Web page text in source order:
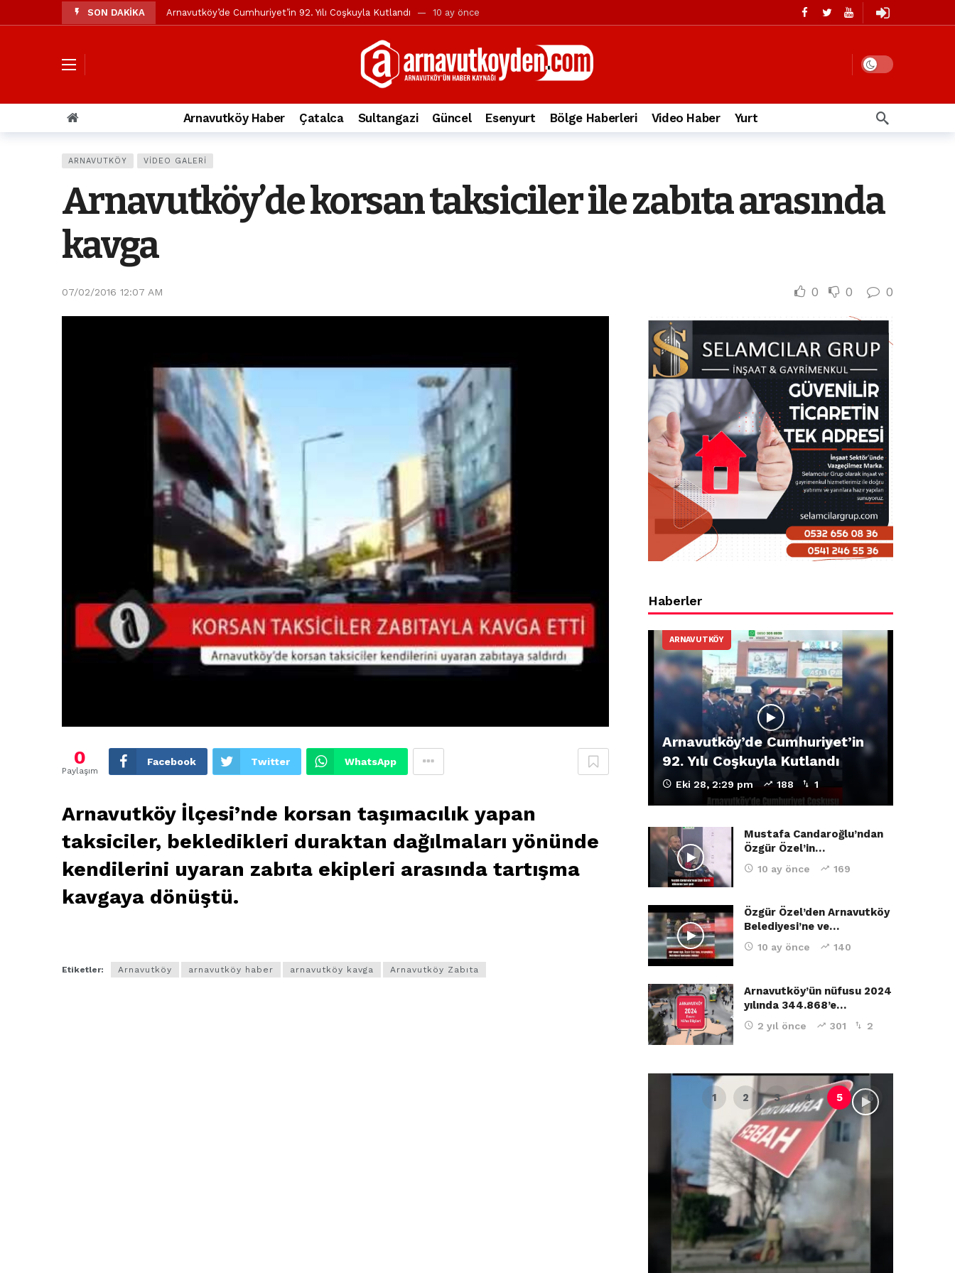
SON DAKİKA Arnavutköy’de Cumhuriyet’in 92. Yılı Coşkuyla Kutlandı 10 ay önce
Özgür Özel’den Arnavutköy Belediyesi’ne ve Mustafa Candaroğlu’na yönelik suçlamalar 10 ay önce
Arnavutköy’ün nüfusu 2024 yılında 344.868’e ulaştı 2 yıl önce
Arnavutköy Taşoluk’ta seyir halindeki otomobil alev alev yandı. 2 yıl önce
Arnavutköy İmrahor Mahallesi sakinleri protesto gösterisi düzenledi 2 yıl önce
Toprak kaydı: 3 hafriyat kamyonu birbirlerinin üzerine devrildi
İstanbul Havalimanı yolundaki kazada, taksideki yolcu öldü 3 yıl önce
Arnavutkoy Belediyesi’ne su baskını tepkisi 3 yıl önce
Arnavutköy Haber Çatalca Sultangazi Güncel Esenyurt Bölge Haberleri Video Haber Yurt
ARNAVUTKÖY VIDEO GALERI
Arnavutköy’de korsan taksiciler ile zabıta arasında
kavga
07/02/2016 12:07 AM 0 0 0
0
Paylaşım
Facebook Twitter WhatsApp
Arnavutköy İlçesi’nde korsan taşımacılık yapan
taksiciler, bekledikleri duraktan dağılmaları yönünde
kendilerini uyaran zabıta ekipleri arasında tartışma
kavgaya dönüştü.
Etiketler: Arnavutköy arnavutköy haber arnavutköy kavga Arnavutköy Zabıta
Haberler
ARNAVUTKÖY
Arnavutköy’de Cumhuriyet’in
92. Yılı Coşkuyla Kutlandı
Eki 28, 2:29 pm 188 1
Mustafa Candaroğlu’ndan
Özgür Özel’in…
10 ay önce 169
Özgür Özel’den Arnavutköy
Belediyesi’ne ve…
10 ay önce 140
Arnavutköy’ün nüfusu 2024
yılında 344.868’e…
2 yıl önce 301 2